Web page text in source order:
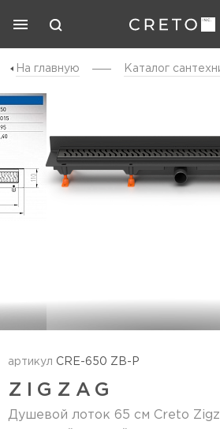
На главную Каталог
артикул CRE-650 ZB-P
ZIGZAG
Душевой лоток 65 см Creto